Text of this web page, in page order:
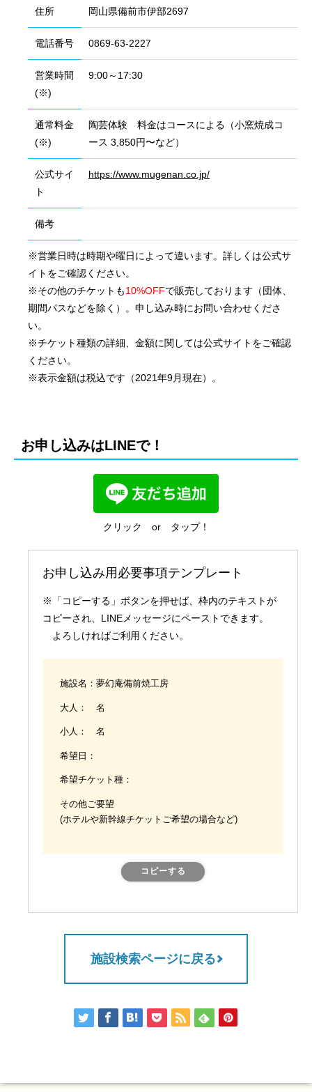
国際業務
住所 岡山県備前市伊部2697
電話番号 0869-63-2227
営業時間
(※)
9:00～17:30
通常料金
(※)
陶芸体験 料金はコースによる（小窯焼成コ
ース 3,850円〜など）
公式サイ
ト
https://www.mugenan.co.jp/
備考
※営業日時は時期や曜日によって違います。詳しくは公式サ
イトをご確認ください。
※その他のチケットも10%OFFで販売しております（団体、
期間パスなどを除く）。申し込み時にお問い合わせくださ
い。
※チケット種類の詳細、金額に関しては公式サイトをご確認
ください。
※表示金額は税込です（2021年9月現在）。
お申し込みはLINEで！
クリック or タップ！
お申し込み用必要事項テンプレート
※「コピーする」ボタンを押せば、枠内のテキストが
コピーされ、LINEメッセージにペーストできます。
よろしければご利用ください。
施設名：夢幻庵備前焼工房
大人： 名
小人： 名
希望日：
希望チケット種：
その他ご要望
(ホテルや新幹線チケットご希望の場合など)
コピーする
施設検索ページに戻る